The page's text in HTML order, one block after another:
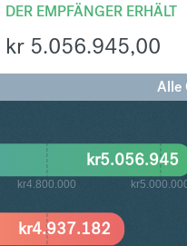
DER EMPFÄNGER ERHÄLT
kr 5.056.945,00
Alle
kr4.800.000
kr4.937.182
kr5.056.945